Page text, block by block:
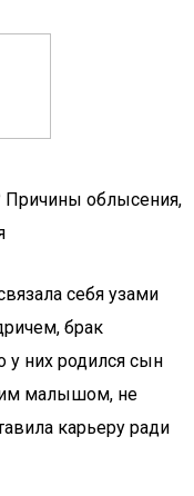
Причины облысения,
себя узами
брак
у них родился сын
малышом, не
карьеру ради